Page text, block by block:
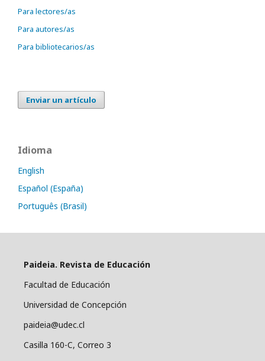
Para lectores/as
Para autores/as
Para bibliotecarios/as
Enviar un artículo
Idioma
English
Español (España)
Português (Brasil)
Paideia. Revista de Educación
Facultad de Educación
Universidad de Concepción
paideia@udec.cl
Casilla 160-C, Correo 3